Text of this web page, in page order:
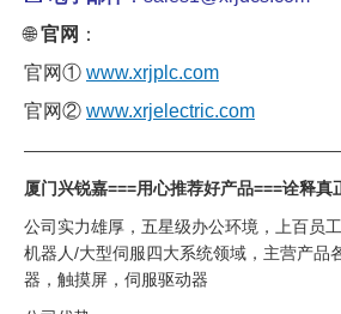
🌐官网 ：
官网① www.xrjplc.com
官网② www.xrjelectric.com
厦门兴锐嘉===用心推荐好产品===诠释真
公司实力雄厚，五星级办公环境，上百员
机器人/大型伺服四大系统领域，主营产品
器，触摸屏，伺服驱动器